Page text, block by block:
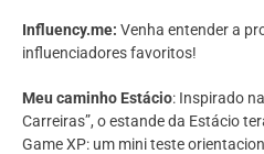
Influency.me: Venha entender a
influenciadores favoritos!
Meu caminho Estácio: Inspirado
Carreiras”, o estande da Estácio
Game XP: um mini teste